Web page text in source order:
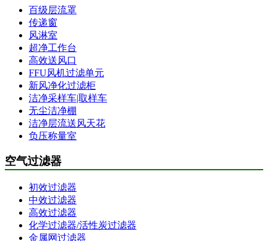
百级层流罩
传递窗
风淋室
超净工作台
高效送风口
FFU风机过滤单元
新风净化过滤柜
洁净采样车|取样车
无尘洁净棚
洁净层流送风天花
负压称量室
空气过滤器
初效过滤器
中效过滤器
高效过滤器
化学过滤器/活性炭过滤器
金属网过滤器